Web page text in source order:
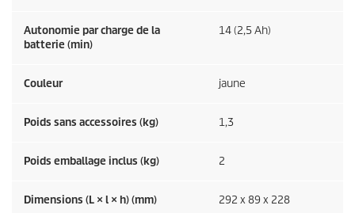
Autonomie par charge de la
batterie (min)
14 (2,5 Ah)
Couleur jaune
Poids sans accessoires (kg) 1,3
Poids emballage inclus (kg) 2
Dimensions (L × l × h) (mm) 292 x 89 x 228